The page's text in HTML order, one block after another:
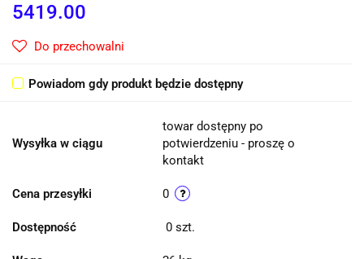
5419.00
Do przechowalni
Powiadom gdy produkt będzie dostępny
Wysyłka w ciągu
towar dostępny po
potwierdzeniu - proszę o
kontakt
Cena przesyłki 0
Dostępność 0 szt.